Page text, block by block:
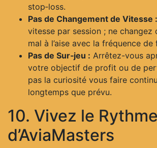
stop‑loss.
Pas de Changement de Vitesse :
vitesse par session ; ne changez
mal à l’aise avec la fréquence de
Pas de Sur‑jeu : Arrêtez-vous
votre objectif de profit ou de
pas la curiosité vous faire
longtemps que prévu.
10. Vivez le Rythme
d’AviaMasters